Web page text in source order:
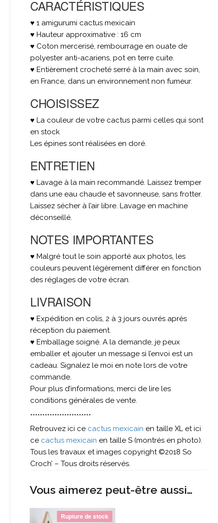
CARACTÉRISTIQUES
♥ 1 amigurumi cactus mexicain
♥ Hauteur approximative : 16 cm
♥ Coton mercerisé, rembourrage en ouate de
polyester anti-acariens, pot en terre cuite.
♥ Entièrement crocheté serré à la main avec soin,
en France, dans un environnement non fumeur.
CHOISISSEZ
♥ La couleur de votre cactus parmi celles qui sont
en stock
Les épines sont réalisées en doré.
ENTRETIEN
♥ Lavage à la main recommandé. Laissez tremper
dans une eau chaude et savonneuse, sans frotter.
Laissez sécher à l’air libre. Lavage en machine
déconseillé.
NOTES IMPORTANTES
♥ Malgré tout le soin apporté aux photos, les
couleurs peuvent légèrement différer en fonction
des réglages de votre écran.
LIVRAISON
♥ Expédition en colis, 2 à 3 jours ouvrés après
réception du paiement.
♥ Emballage soigné. A la demande, je peux
emballer et ajouter un message si l’envoi est un
cadeau. Signalez le moi en note lors de votre
commande.
Pour plus d’informations, merci de lire les
conditions générales de vente.
*************************
Retrouvez ici ce cactus mexicain en taille XL et ici
ce cactus mexicain en taille S (montrés en photo).
Tous les travaux et images copyright ©2018 So
Croch’ – Tous droits réservés.
Vous aimerez peut-être aussi…
Rupture de stock